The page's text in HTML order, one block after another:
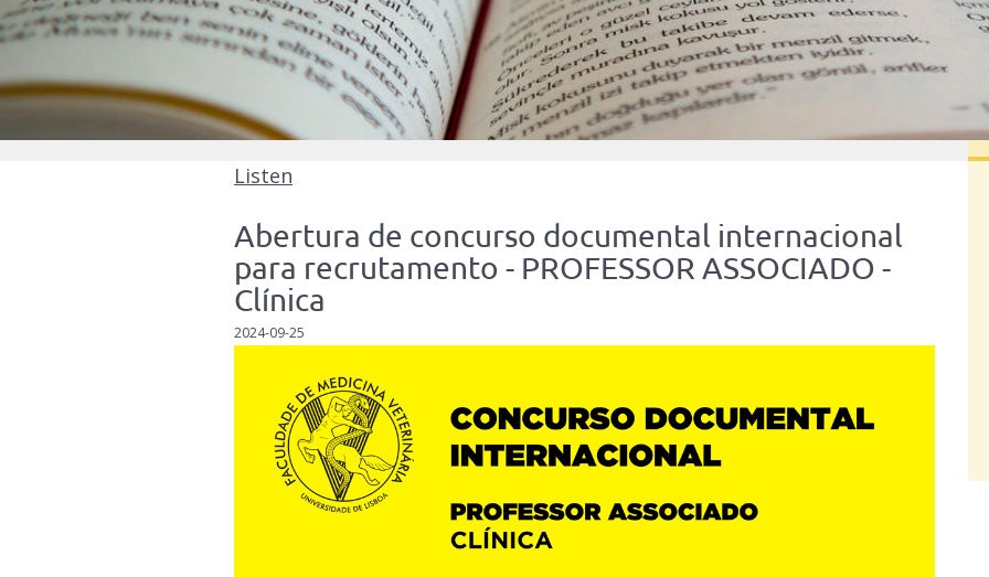
Listen
Abertura de concurso documental internacional
para recrutamento - PROFESSOR ASSOCIADO -
Clínica
2024-09-25